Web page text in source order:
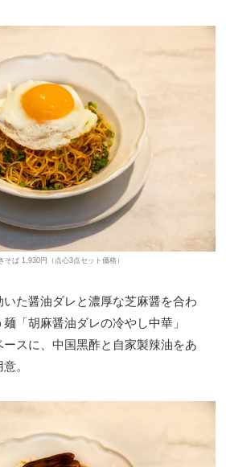
そば 1,930円（点心3点セット価格）
た醤油ダレと濃厚な芝麻醤を合わ
「胡麻醤油ダレの冷やし中華」
スに、中国黑酢と自家製辣油をあ
。